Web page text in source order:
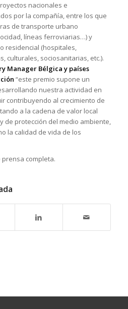
nacionales e
por la compañía, entre los que
de transporte urbano
líneas ferroviarias…) y
residencial (hospitales,
culturales, sociosanitarias, etc.).
Manager Bélgica y países
“este premio supone un
nuestra actividad en
contribuyendo al crecimiento de
a la cadena de valor local
de protección del medio ambiente,
la calidad de vida de los
prensa completa.